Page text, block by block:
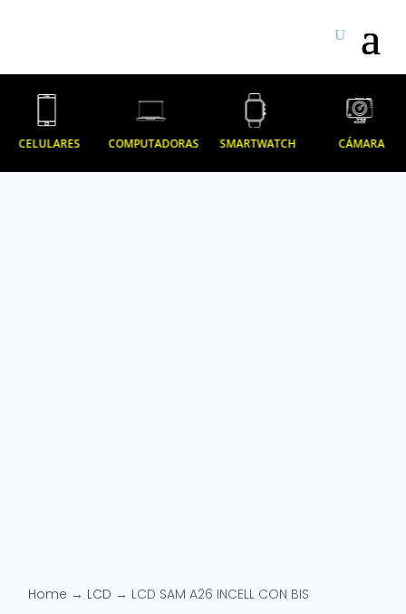
CELULARES COMPUTADORAS SMARTWATCH CÁMARA
Home → LCD → LCD SAM A26 INCELL CON BIS